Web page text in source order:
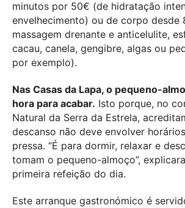
minutos por 50€ (de hidratação
envelhecimento) ou de corpo desde
massagem drenante e anticelulite,
cacau, canela, gengibre, algas ou
por exemplo).
Nas Casas da Lapa, o pequeno-
hora para acabar. Isto porque, no
Natural da Serra da Estrela,
descanso não deve envolver
pressa. “É para dormir, relaxar e
tomam o pequeno-almoço”,
primeira refeição do dia.
Este arranque gastronómico é